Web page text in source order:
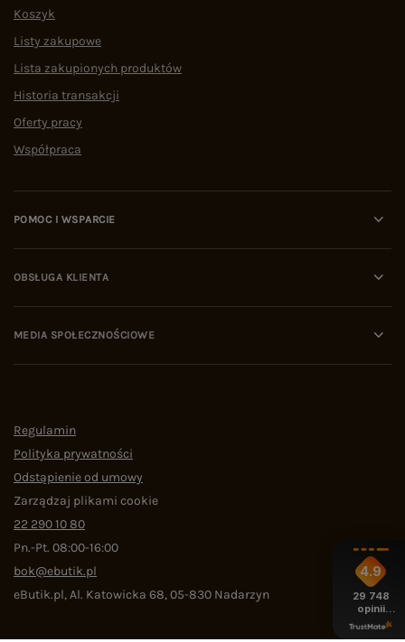
Koszyk
Listy zakupowe
Lista zakupionych produktów
Historia transakcji
Oferty pracy
Współpraca
POMOC I WSPARCIE
OBSŁUGA KLIENTA
MEDIA SPOŁECZNOŚCIOWE
Regulamin
Polityka prywatności
Odstąpienie od umowy
Zarządzaj plikami cookie
22 290 10 80
Pn.-Pt. 08:00-16:00
bok@ebutik.pl
eButik.pl,Al. Katowicka 68,05-830 Nadarzyn
4.9
29 748
opinii
z całego